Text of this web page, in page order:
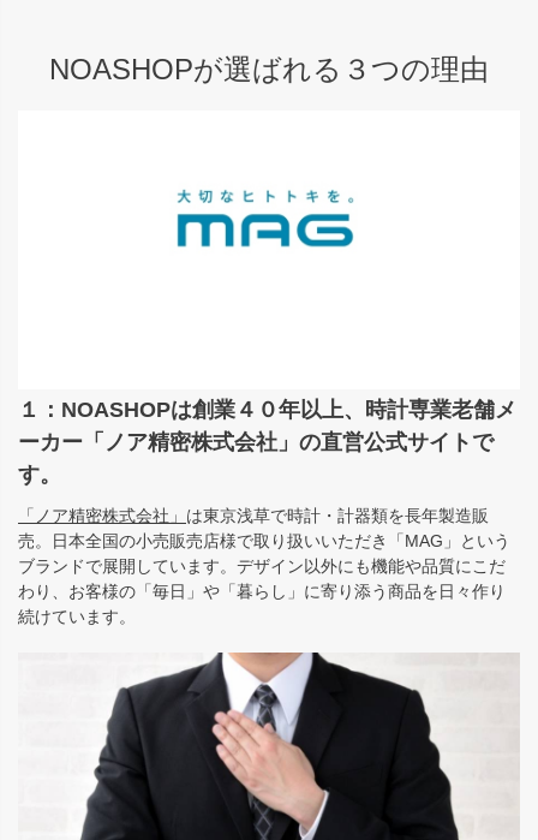
NOASHOPが選ばれる３つの理由
１：NOASHOPは創業４０年以上、時計専業老舗メ
ーカー「ノア精密株式会社」の直営公式サイトで
す。
「ノア精密株式会社」 は東京浅草で時計・計器類を長年製造販
売。日本全国の小売販売店様で取り扱いいただき「MAG」という
ブランドで展開しています。デザイン以外にも機能や品質にこだ
わり、お客様の「毎日」や「暮らし」に寄り添う商品を日々作り
続けています。